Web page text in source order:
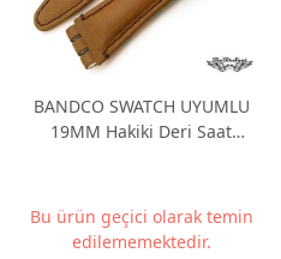
BANDCO SWATCH UYUMLU
19MM Hakiki Deri Saat
Bu ürün geçici olarak temin
edilememektedir.